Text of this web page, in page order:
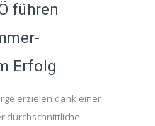
führen
Erfolg
erzielen dank einer
durchschnittliche